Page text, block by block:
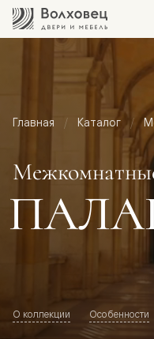
Главная Каталог
О коллекции Особенности